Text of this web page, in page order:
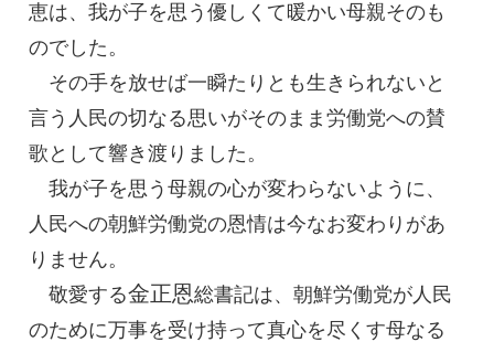
恵は、我が子を思う優しくて暖かい母親そのも
のでした。
その手を放せば一瞬たりとも生きられないと
言う人民の切なる思いがそのまま労働党への賛
歌として響き渡りました。
我が子を思う母親の心が変わらないように、
人民への朝鮮労働党の恩情は今なお変わりがあ
りません。
敬愛する金正恩総書記は、朝鮮労働党が人民
のために万事を受け持って真心を尽くす母なる